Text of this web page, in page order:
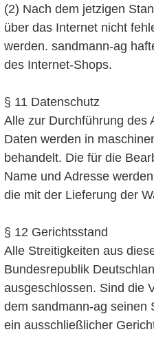
(2) Nach dem jetzigen
über das Internet nicht
werden. sandmann-ag
des Internet-Shops.
§ 11 Datenschutz
Alle zur Durchführung des
Daten werden in
behandelt. Die für die
Name und Adresse
die mit der Lieferung der
§ 12 Gerichtsstand
Alle Streitigkeiten aus
Bundesrepublik
ausgeschlossen. Sind die
dem sandmann-ag seinen
ein ausschließlicher